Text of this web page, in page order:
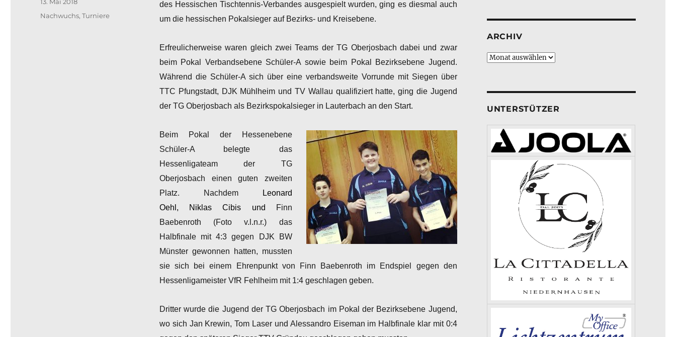
des Hessischen Tischtennis-Verbandes ausgespielt wurden, ging es diesmal auch
um die hessischen Pokalsieger auf Bezirks- und Kreisebene.
Erfreulicherweise waren gleich zwei Teams der TG Oberjosbach dabei und zwar
beim Pokal Verbandsebene Schüler-A sowie beim Pokal Bezirksebene Jugend.
Während die Schüler-A sich über eine verbandsweite Vorrunde mit Siegen über
TTC Pfungstadt, DJK Mühlheim und TV Wallau qualifiziert hatte, ging die Jugend
der TG Oberjosbach als Bezirkspokalsieger in Lauterbach an den Start.
Beim Pokal der Hessenebene
Schüler-A belegte das
Hessenligateam der TG
Oberjosbach einen guten zweiten
Platz. Nachdem
Leonard
Oehl, Niklas Cibis und
Finn
Baebenroth (Foto v.l.n.r.) das
Halbfinale mit 4:3 gegen DJK BW
Münster gewonnen hatten, mussten
sie sich bei einem Ehrenpunkt von Finn Baebenroth im Endspiel gegen den
Hessenligameister VfR Fehlheim mit 1:4 geschlagen geben.
Dritter wurde die Jugend der TG Oberjosbach im Pokal der Bezirksebene Jugend,
wo sich Jan Krewin, Tom Laser und Alessandro Eiseman im Halbfinale klar mit 0:4
Kategorien
Nachwuchs,Turniere
ARCHIV
Archiv
UNTERSTÜTZER